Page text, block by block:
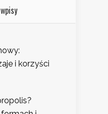
i korzyści